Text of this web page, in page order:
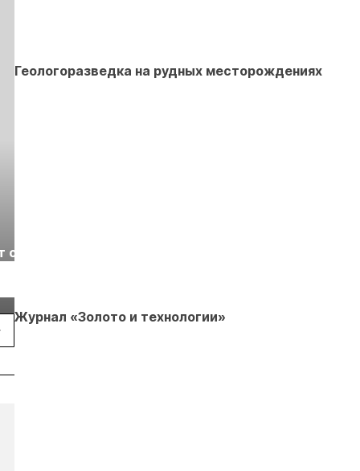
с
Геологоразведка на рудных месторождениях
Журнал «Золото и технологии»